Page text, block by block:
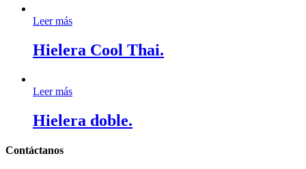
Leer más
Hielera Cool Thai.
Leer más
Hielera doble.
Contáctanos